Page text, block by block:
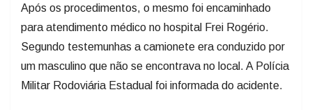
Após os procedimentos, o mesmo foi encaminhado
para atendimento médico no hospital Frei Rogério.
Segundo testemunhas a camionete era conduzido por
um masculino que não se encontrava no local. A Polícia
Militar Rodoviária Estadual foi informada do acidente.